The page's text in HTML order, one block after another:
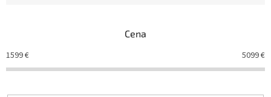
r
o
u
Cena
1599€ 5099€